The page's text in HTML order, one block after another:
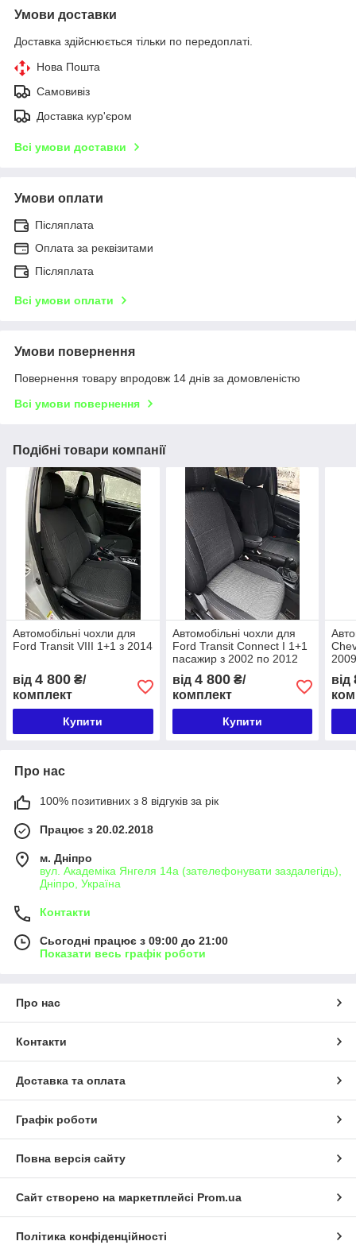
Умови доставки
Доставка здійснюється тільки по передоплаті.
Нова Пошта
Самовивіз
Доставка кур'єром
Всі умови доставки
Умови оплати
Післяплата
Оплата за реквізитами
Післяплата
Всі умови оплати
Умови повернення
Повернення товару впродовж 14 днів за домовленістю
Всі умови повернення
Подібні товари компанії
Автомобільні чохли для
Ford Transit VIII 1+1 з 2014
від 4 800 ₴/
комплект
Купити
Автомобільні чохли для
Ford Transit Connect I 1+1
пасажир з 2002 по 2012
від 4 800₴/
комплект
Купити
від
Про нас
100% позитивних з 8 відгуків за рік
Працює з 20.02.2018
м. Дніпро
вул. Академіка Янгеля 14а (зателефонувати заздалегідь),
Дніпро, Україна
Контакти
Сьогодні працює з 09:00 до 21:00
Показати весь графік роботи
Про нас
Контакти
Доставка та оплата
Графік роботи
Повна версія сайту
Сайт створено на маркетплейсі Prom.ua
Політика конфіденційності